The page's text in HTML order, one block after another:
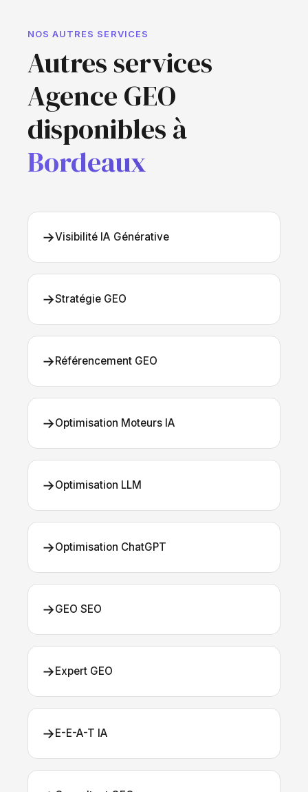
NOS AUTRES SERVICES
Autres services
Agence GEO
disponibles à
Bordeaux
→Visibilité IA Générative
→Stratégie GEO
→Référencement GEO
→Optimisation Moteurs IA
→Optimisation LLM
→Optimisation ChatGPT
→GEO SEO
→Expert GEO
→E-E-A-T IA